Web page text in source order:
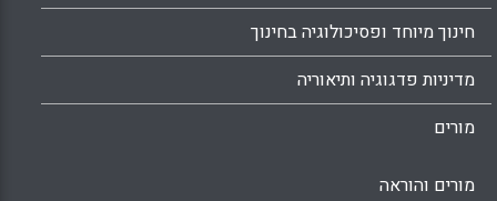
חינוך מיוחד ופסיכולוגיה בחינוך
מדיניות פדגוגיה ותיאוריה
מורים
מורים והוראה